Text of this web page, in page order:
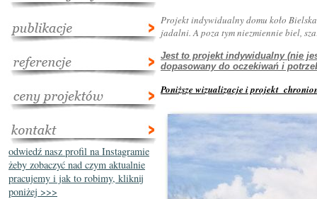
odwiedź nasz profil na Instagramie
żeby zobaczyć nad czym aktualnie
pracujemy i jak to robimy, kliknij
poniżej >>>
Projekt indywidualny domu koło
jadalni. A poza tym niezmiennie biel,
Jest to projekt indywidualny (nie
dopasowany do oczekiwań i
Poniższe wizualizacje i projekt